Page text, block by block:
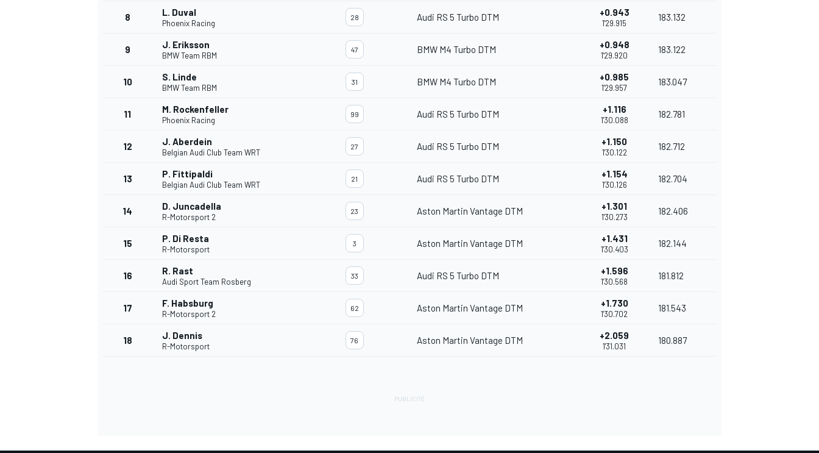
8 L. Duval
Phoenix Racing
28 Audi RS 5 Turbo DTM +0.943
1'29.915
183.132
9 J. Eriksson
BMW Team RBM
47 BMW M4 Turbo DTM +0.948
1'29.920
183.122
10 S. Linde
BMW Team RBM
31 BMW M4 Turbo DTM +0.985
1'29.957
183.047
11 M. Rockenfeller
Phoenix Racing
99 Audi RS 5 Turbo DTM +1.116
1'30.088
182.781
12 J. Aberdein
Belgian Audi Club Team WRT
27 Audi RS 5 Turbo DTM +1.150
1'30.122
182.712
13 P. Fittipaldi
Belgian Audi Club Team WRT
21 Audi RS 5 Turbo DTM +1.154
1'30.126
182.704
14 D. Juncadella
R-Motorsport 2
23 Aston Martin Vantage DTM +1.301
1'30.273
182.406
15 P. Di Resta
R-Motorsport
3 Aston Martin Vantage DTM +1.431
1'30.403
182.144
16 R. Rast
Audi Sport Team Rosberg
33 Audi RS 5 Turbo DTM +1.596
1'30.568
181.812
17 F. Habsburg
R-Motorsport 2
62 Aston Martin Vantage DTM +1.730
1'30.702
181.543
18 J. Dennis
R-Motorsport
76 Aston Martin Vantage DTM +2.059
1'31.031
180.887